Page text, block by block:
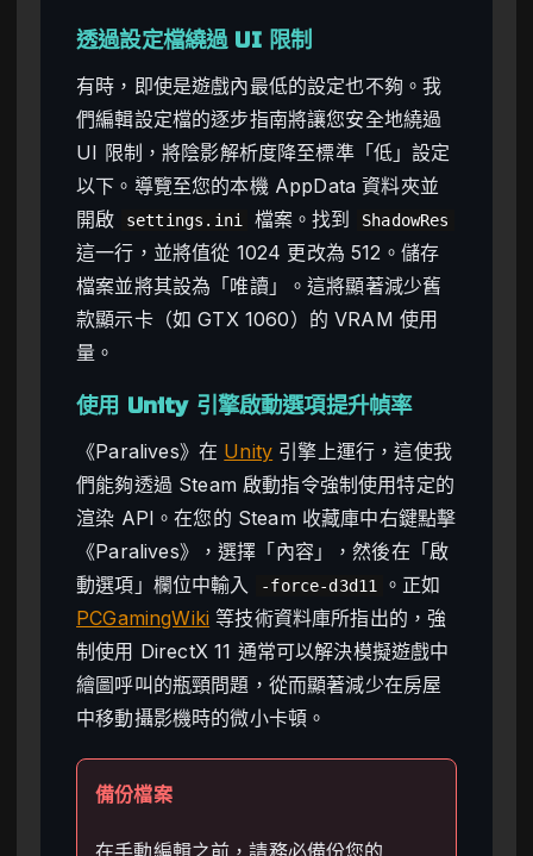
透過設定檔繞過 UI 限制
有時，即使是遊戲內最低的設定也不夠。我
們編輯設定檔的逐步指南將讓您安全地繞過
UI 限制，將陰影解析度降至標準「低」設定
以下。導覽至您的本機 AppData 資料夾並
開啟
settings.ini 檔案。找到 ShadowRes
這一行，並將值從 1024 更改為 512。儲存
檔案並將其設為「唯讀」。這將顯著減少舊
款顯示卡（如 GTX 1060）的 VRAM 使用
量。
使用 Unity 引擎啟動選項提升幀率
《Paralives》在 Unity 引擎上運行，這使我
們能夠透過 Steam 啟動指令強制使用特定的
渲染 API。在您的 Steam 收藏庫中右鍵點擊
《Paralives》，選擇「內容」，然後在「啟
動選項」欄位中輸入
-force-d3d11
。正如
PCGamingWiki 等技術資料庫所指出的，強
制使用 DirectX 11 通常可以解決模擬遊戲中
繪圖呼叫的瓶頸問題，從而顯著減少在房屋
中移動攝影機時的微小卡頓。
備份檔案